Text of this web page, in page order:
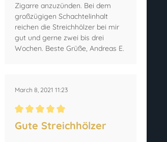
Zigarre anzuzünden. Bei dem
großzügigen Schachtelinhalt
reichen die Streichhölzer bei mir
gut und gerne zwei bis drei
Wochen. Beste Grüße, Andreas E.
March 8, 2021 11:23
Durchschnittliche Bewertung von 5 von 5
Gute Streichhölzer